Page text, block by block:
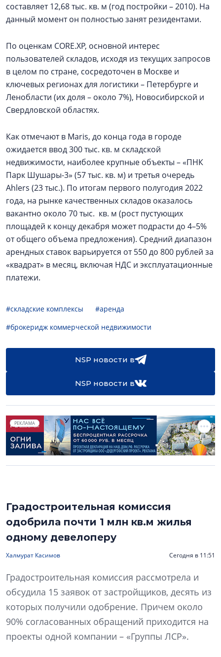
составляет 12,68 тыс. кв. м (год постройки – 2010). На
данный момент он полностью занят резидентами.
По оценкам CORE.XP, основной интерес
пользователей складов, исходя из текущих запросов
в целом по стране, сосредоточен в Москве и
ключевых регионах для логистики – Петербурге и
Ленобласти (их доля – около 7%), Новосибирской и
Свердловской областях.
Как отмечают в Maris, до конца года в городе
ожидается ввод 300 тыс. кв. м складской
недвижимости, наиболее крупные объекты – «ПНК
Парк Шушары-3» (57 тыс. кв. м) и третья очередь
Ahlers (23 тыс.). По итогам первого полугодия 2022
года, на рынке качественных складов оказалось
вакантно около 70 тыс. кв. м (рост пустующих
площадей к концу декабря может подрасти до 4–5%
от общего объема предложения). Средний диапазон
арендных ставок варьируется от 550 до 800 рублей за
«квадрат» в месяц, включая НДС и эксплуатационные
платежи.
#складские комплексы
#аренда
#брокеридж коммерческой недвижимости
NSP новости в
NSP новости в
РЕКЛАМА
Градостроительная комиссия
одобрила почти 1 млн кв.м жилья
одному девелоперу
Халмурат Касимов Сегодня в 11:51
Градостроительная комиссия рассмотрела и
обсудила 15 заявок от застройщиков, десять из
которых получили одобрение. Причем около
90% согласованных обращений приходится на
проекты одной компании – «Группы ЛСР».